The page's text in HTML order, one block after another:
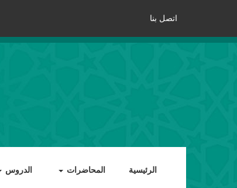
اتصل بنا
الرئيسية المحاضرات الدروس